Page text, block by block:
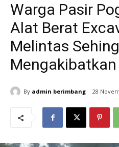
Warga Pasir
Alat Berat
Melintas
By admin berimbang 28